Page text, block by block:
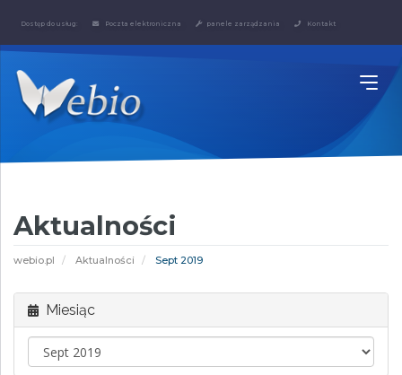
Dostęp do usług: Poczta elektroniczna panele zarządzania Kontakt
Aktualności
webio.pl Aktualności Sept 2019
Miesiąc